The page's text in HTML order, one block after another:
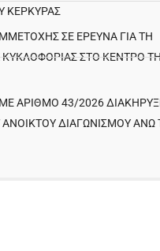
ΚΕΡΚΥΡΑΣ
ΣΕ ΈΡΕΥΝΑ ΓΙΑ ΤΗ
ΚΥΚΛΟΦΟΡΊΑΣ ΣΤΟ ΚΈΝΤΡΟ
ΑΡΙΘΜΟ 43/2026
ΔΙΑΓΩΝΙΣΜΟΥ ΑΝΩ